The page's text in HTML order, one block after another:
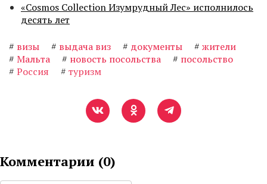
«Cosmos Collection Изумрудный Лес» исполнилось
десять лет
# визы # выдача виз # документы # жители
# Мальта # новость посольства # посольство
# Россия # туризм
Комментарии (0)